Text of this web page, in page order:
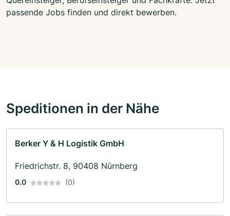
passende Jobs finden und direkt bewerben.
Speditionen in der Nähe
Berker Y & H Logistik GmbH
Friedrichstr. 8, 90408 Nürnberg
0.0 (0)